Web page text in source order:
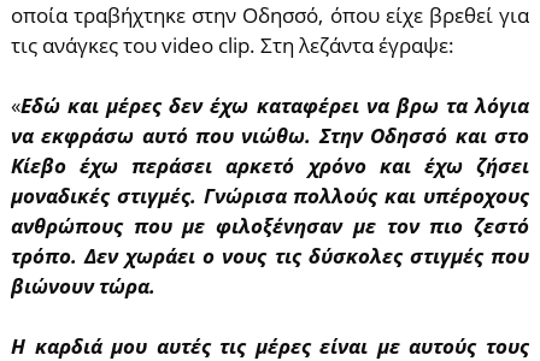
οποία τραβήχτηκε στην Οδησσό, όπου είχε βρεθεί για
τις ανάγκες του video clip. Στη λεζάντα έγραψε:
«Εδώ και μέρες δεν έχω καταφέρει να βρω τα λόγια
να εκφράσω αυτό που νιώθω. Στην Οδησσό και στο
Κίεβο έχω περάσει αρκετό χρόνο και έχω ζήσει
μοναδικές στιγμές. Γνώρισα πολλούς και υπέροχους
ανθρώπους που με φιλοξένησαν με τον πιο ζεστό
τρόπο. Δεν χωράει ο νους τις δύσκολες στιγμές που
βιώνουν τώρα.
Η καρδιά μου αυτές τις μέρες είναι με αυτούς τους